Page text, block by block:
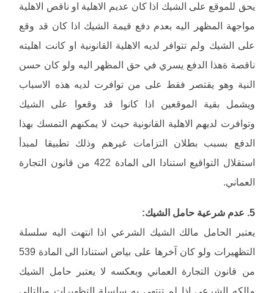
يحق للموقع على الشيك اذا كان عديم الاهلية او ناقص الاهلية
مواجهة المظهر اليه بعدم دفع قيمة الشيك اذا كان قد وقع
على الشيك ولم تتوافر لديه الاهلية القانونية او كانت اهليته
ناقصة ةهذا الدفع يسري في حق المظهر اليه ولو كان حسن
النية وهو يقتصر فقط على من توافرت لديه هذه الاسباب
ويشمل بقية الموقعين اذا كانوا قد وقعوا على الشيك
وتوافرت لديهم الاهلية القانونية حيث لا يمكنهم التمسك بهذا
الدفع بسبب بطلان التزامات غيرهم وذلك تطبيقا لمبدأ
استقلال التواقيع استنادا الى المادة 422 من قانون التجارة
العماني.
5. عدم شرعية حامل الشيك:
يعتبر الحامل مالك الشيك الشرعي اذا انتهت اليه سلسلة
التظهيرات ولو كان آخرها على بياض استنادا الى المادة 539
من قانون التجارة العماني وبعكسه لا يعتبر حامل الشيك
مالكه الشرعي اذا لم تنتهي به سلسلة التظهيرات وبالتالي